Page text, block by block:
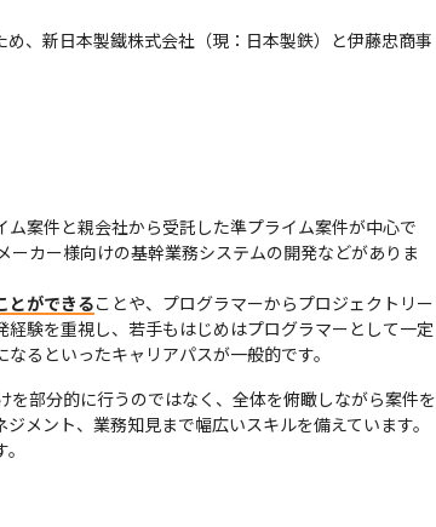
、新日本製鐵株式会社（現：日本製鉄）と伊藤忠商事
案件と親会社から受託した準プライム案件が中心で
カー様向けの基幹業務システムの開発などがありま
とができることや、プログラマーからプロジェクトリー
経験を重視し、若手もはじめはプログラマーとして一定
るといったキャリアパスが一般的です。
部分的に行うのではなく、全体を俯瞰しながら案件を
メント、業務知見まで幅広いスキルを備えています。